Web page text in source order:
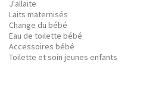
J'allaite
Laits maternisés
Change du bébé
Eau de toilette bébé
Accessoires bébé
Toilette et soin jeunes enfants